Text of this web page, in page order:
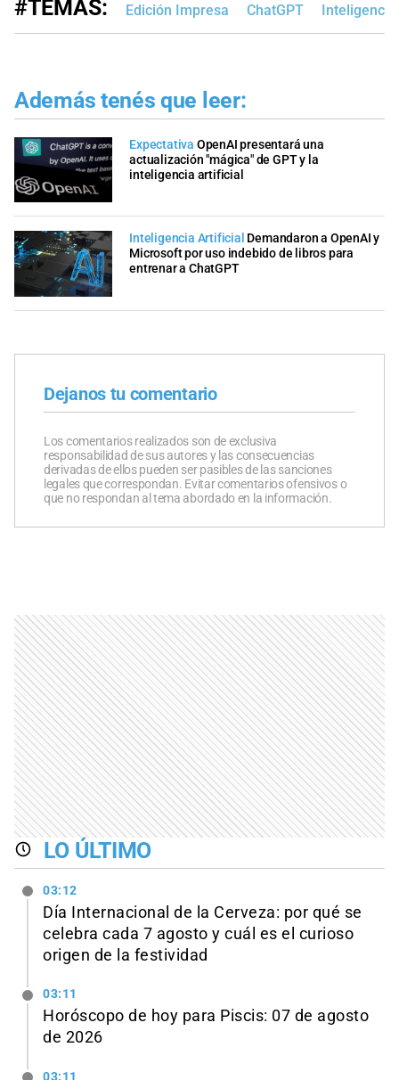
#TEMAS: Edición Impresa ChatGPT
Además tenés que leer:
Expectativa OpenAI presentará una
actualización "mágica" de GPT y la
inteligencia artificial
Inteligencia Artificial Demandaron a OpenAI y
Microsoft por uso indebido de libros para
entrenar a ChatGPT
Dejanos tu comentario
Los comentarios realizados son de exclusiva
responsabilidad de sus autores y las consecuencias
derivadas de ellos pueden ser pasibles de las sanciones
legales que correspondan. Evitar comentarios ofensivos o
que no respondan al tema abordado en la información.
LO ÚLTIMO
03:12
Día Internacional de la Cerveza: por qué se
celebra cada 7 agosto y cuál es el curioso
origen de la festividad
03:11
Horóscopo de hoy para Piscis: 07 de agosto
de 2026